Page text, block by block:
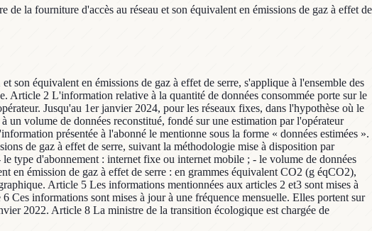
la fourniture d'accès au réseau et son équivalent en émissions de gaz à effet de
équivalent en émissions de gaz à effet de serre, s'applique à l'ensemble des
Article 2 L'information relative à la quantité de données consommée porte sur le
Jusqu'au 1er janvier 2024, pour les réseaux fixes, dans l'hypothèse où le
un volume de données reconstitué, fondé sur une estimation par l'opérateur
présentée à l'abonné le mentionne sous la forme « données estimées ».
de gaz à effet de serre, suivant la méthodologie mise à disposition par
type d'abonnement : internet fixe ou internet mobile ; - le volume de données
en émission de gaz à effet de serre : en grammes équivalent CO2 (g éqCO2),
Article 5 Les informations mentionnées aux articles 2 et3 sont mises à
Ces informations sont mises à jour à une fréquence mensuelle. Elles portent sur
2022. Article 8 La ministre de la transition écologique est chargée de